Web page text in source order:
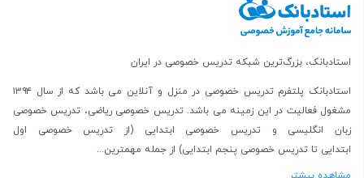
استادبانک، بزرگ‌ترین شبکه تدریس خصوصی در ایران
استادبانک پلتفرم تدریس خصوصی در منزل و آنلاین
می باشد که از سال ۱۳۹۴
مشغول فعالیت در این زمینه می باشد.تدریس خصوصی ریاضی، تدریس خصوصی
زبان انگلیسی و تدریس خصوصی ابتدایی (از
تدریس خصوصی اول
ابتدایی تا تدریس خصوصی پنجم ابتدایی) از جمله مهمترین...